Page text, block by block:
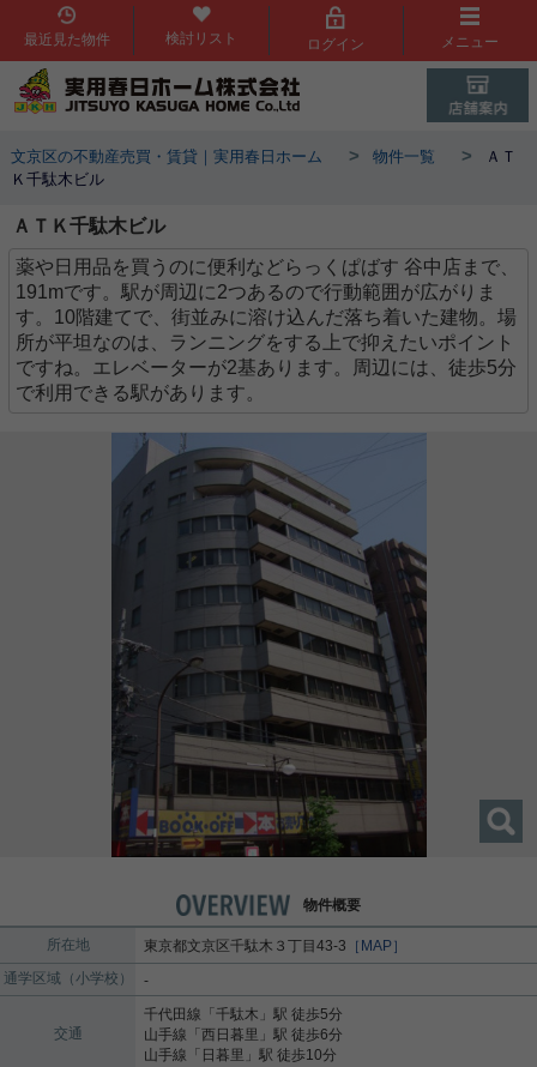
最近見た物件 検討リスト ログイン メニュー
文京区の不動産売買・賃貸｜実用春日ホーム > 物件一覧 >
ＡＴ
Ｋ千駄木ビル
ＡＴＫ千駄木ビル
薬や日用品を買うのに便利などらっくぱばす 谷中店まで、
191mです。駅が周辺に2つあるので行動範囲が広がりま
す。10階建てで、街並みに溶け込んだ落ち着いた建物。場
所が平坦なのは、ランニングをする上で抑えたいポイント
ですね。エレベーターが2基あります。周辺には、徒歩5分
で利用できる駅があります。
物件概要
所在地 東京都文京区千駄木 ３丁目43-3 ［MAP］
通学区域（小学校）
-
交通
千代田線 「千駄木 」駅 徒歩5分
山手線 「西日暮里 」駅 徒歩6分
山手線 「 日暮里 」駅 徒歩10分